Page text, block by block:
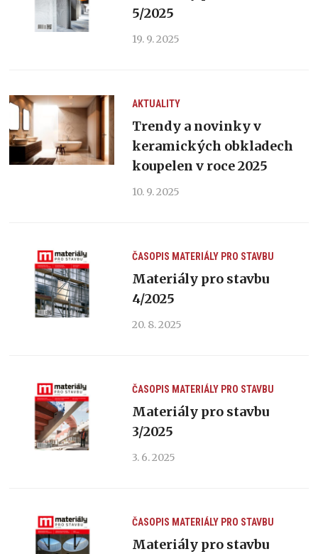
5/2025
19. 9. 2025
AKTUALITY
Trendy a novinky v
keramických obkladech
koupelen v roce 2025
10. 9. 2025
ČASOPIS MATERIÁLY PRO STAVBU
Materiály pro stavbu
4/2025
20. 8. 2025
ČASOPIS MATERIÁLY PRO STAVBU
Materiály pro stavbu
3/2025
3. 6. 2025
ČASOPIS MATERIÁLY PRO STAVBU
Materiály pro stavbu